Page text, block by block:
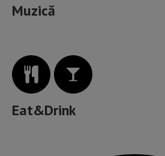
Muzică
Eat&Drink